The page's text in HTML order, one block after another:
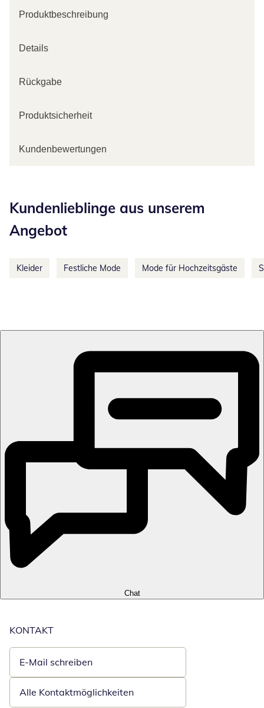
Produktbeschreibung
Details
Rückgabe
Produktsicherheit
Kundenbewertungen
Kundenlieblinge aus unserem
Angebot
Kleider Festliche Mode Mode für Hochzeitsgäste
Chat
KONTAKT
E-Mail schreiben
Öffnet E-Mail-Client
Alle Kontaktmöglichkeiten